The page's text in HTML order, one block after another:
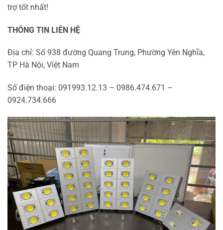
trợ tốt nhất!
THÔNG TIN LIÊN HỆ
Địa chỉ: Số 938 đường Quang Trung, Phường Yên Nghĩa,
TP Hà Nội, Việt Nam
Số điện thoại: 091993.12.13 – 0986.474.671 –
0924.734.666